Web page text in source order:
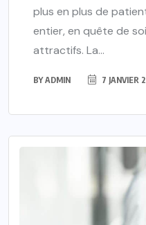
plus en plus de
entier, en quête de
attractifs. La...
BYADMIN 7 JANVIER